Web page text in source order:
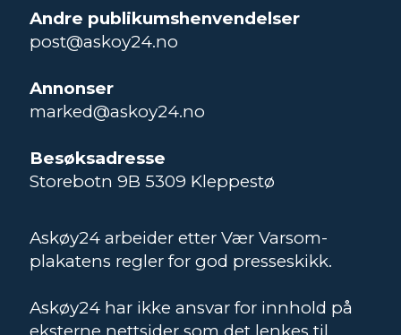
Andre publikumshenvendelser
post@askoy24.no
Annonser
marked@askoy24.no
Besøksadresse
Storebotn 9B 5309 Kleppestø
Askøy24 arbeider etter Vær Varsom-
plakatens regler for god presseskikk.
Askøy24 har ikke ansvar for innhold på